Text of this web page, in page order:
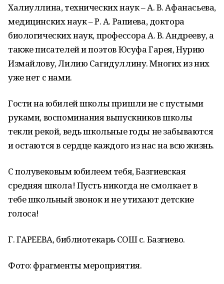
Халиуллина, технических наук – А. В. Афанасьева,
медицинских наук – Р. А. Рапиева, доктора
биологических наук, профессора А. В. Андрееву, а
также писателей и поэтов Юсуфа Гарея, Нурию
Измайлову, Лилию Сагидуллину. Многих из них
уже нет с нами.
Гости на юбилей школы пришли не с пустыми
руками, воспоминания выпускников школы
текли рекой, ведь школьные годы не забываются
и остаются в сердце каждого из нас на всю жизнь.
С полувековым юбилеем тебя, Базгиевская
средняя школа! Пусть никогда не смолкает в
тебе школьный звонок и не утихают детские
голоса!
Г. ГАРЕЕВА, библиотекарь СОШ с. Базгиево.
Фото: фрагменты мероприятия.